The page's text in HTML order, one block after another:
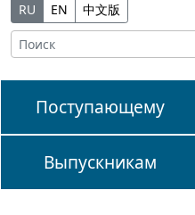
RU EN 中文版
Поступающему
Выпускникам